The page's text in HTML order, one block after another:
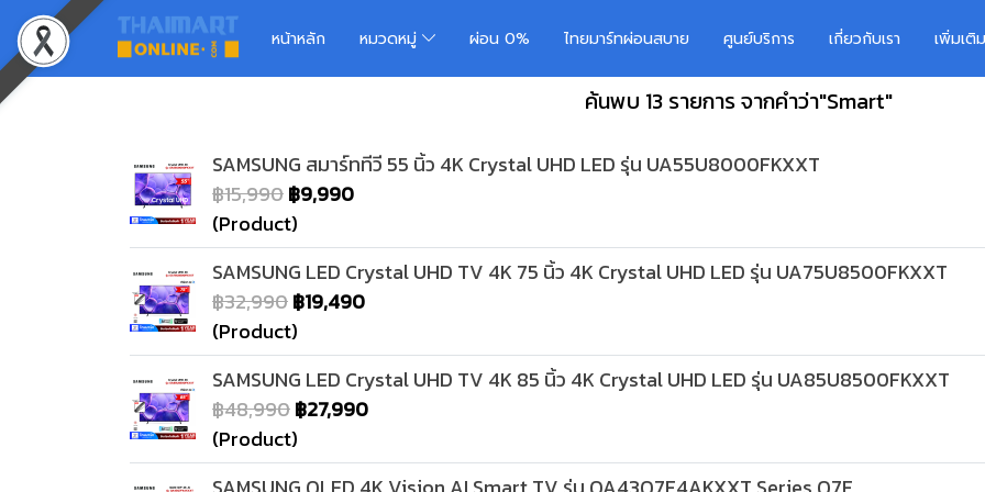
หน้าหลัก หมวดหมู่ ผ่อน 0% ไทยมาร์ทผ่อนสบาย ศูนย์บริการ เกี่ยวกับเรา เพิ่มเ
ค้นพบ 13 รายการ จากคำว่า"Smart"
SAMSUNG สมาร์ททีวี 55 นิ้ว 4K Crystal UHD LED รุ่น UA55U8000FKXXT
฿15,990฿9,990
(Product)
SAMSUNG LED Crystal UHD TV 4K 75 นิ้ว 4K Crystal UHD LED รุ่น UA75U8500FKXXT
฿32,990฿19,490
(Product)
SAMSUNG LED Crystal UHD TV 4K 85 นิ้ว 4K Crystal UHD LED รุ่น UA85U8500FKXXT
฿48,990฿27,990
(Product)